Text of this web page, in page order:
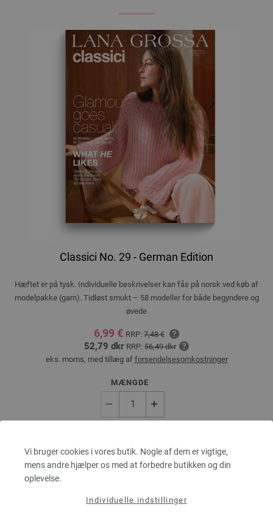
Vi bruger cookies i vores butik. Nogle af dem er vigtige,
mens andre hjælper os med at forbedre butikken og din
oplevelse.
Individuelle indstillinger
Classici No. 29 - German Edition
Hæftet er på tysk. Individuelle beskrivelser kan fås på norsk ved køb af
modelpakke (garn). Tidløst smukt – 58 modeller for både begyndere og
øvede
6,99 € RRP: 7,48 €
52,79 dkr RRP: 56,49 dkr
eks. moms, med tillæg af forsendelsesomkostninger
MÆNGDE